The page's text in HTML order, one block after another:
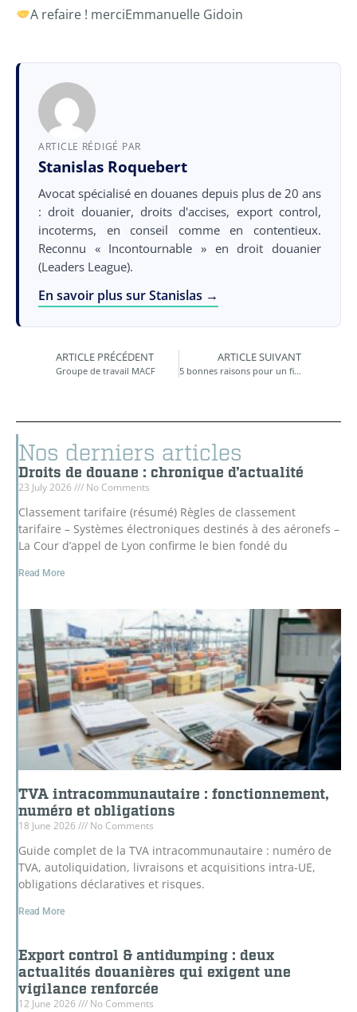
A refaire ! merciEmmanuelle Gidoin
ARTICLE RÉDIGÉ PAR
Stanislas Roquebert
Avocat spécialisé en douanes depuis plus de 20 ans
: droit douanier, droits d'accises, export control,
incoterms, en conseil comme en contentieux.
Reconnu « Incontournable » en droit douanier
(Leaders League).
En savoir plus sur Stanislas →
ARTICLE PRÉCÉDENT
Groupe de travail MACF
ARTICLE SUIVANT
5 bonnes raisons pour un fiscaliste d’aller discuter avec un douanier
Nos derniers articles
Droits de douane : chronique d’actualité
23 July 2026 No Comments
Classement tarifaire (résumé) Règles de classement
tarifaire – Systèmes électroniques destinés à des aéronefs –
La Cour d’appel de Lyon confirme le bien fondé du
Read More
TVA intracommunautaire : fonctionnement,
numéro et obligations
18 June 2026 No Comments
Guide complet de la TVA intracommunautaire : numéro de
TVA, autoliquidation, livraisons et acquisitions intra-UE,
obligations déclaratives et risques.
Read More
Export control & antidumping : deux
actualités douanières qui exigent une
vigilance renforcée
12 June 2026 No Comments